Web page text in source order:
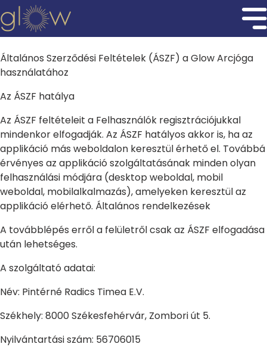
Általános Szerződési Feltételek (ÁSZF) a Glow Arcjóga
használatához
Az ÁSZF hatálya
Az ÁSZF feltételeit a Felhasználók regisztrációjukkal
mindenkor elfogadják. Az ÁSZF hatályos akkor is, ha az
applikáció más weboldalon keresztül érhető el. Továbbá
érvényes az applikáció szolgáltatásának minden olyan
felhasználási módjára (desktop weboldal, mobil
weboldal, mobilalkalmazás), amelyeken keresztül az
applikáció elérhető. Általános rendelkezések
A továbblépés erről a felületről csak az ÁSZF elfogadása
után lehetséges.
A szolgáltató adatai:
Név: Pintérné Radics Timea E.V.
Székhely: 8000 Székesfehérvár, Zombori út 5.
Nyilvántartási szám: 56706015